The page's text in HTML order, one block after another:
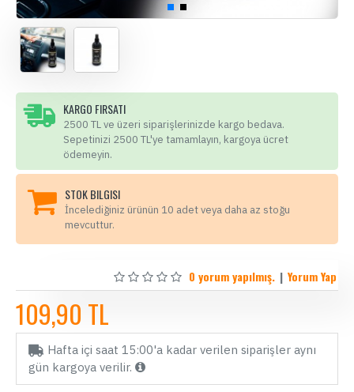
KARGO FIRSATI
2500 TL ve üzeri siparişlerinizde kargo bedava.
Sepetinizi 2500 TL'ye tamamlayın, kargoya ücret
ödemeyin.
STOK BILGISI
İncelediğiniz ürünün 10 adet veya daha az stoğu
mevcuttur.
0 yorum yapılmış. | Yorum Yap
109,90 TL
Hafta içi saat 15:00'a kadar verilen siparişler aynı
gün kargoya verilir.